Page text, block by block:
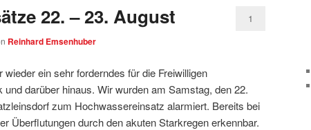
22. – 23. August
Reinhard Emsenhuber
1
ein sehr forderndes für die Freiwilligen
darüber hinaus. Wir wurden am Samstag, den 22.
zum Hochwassereinsatz alarmiert. Bereits bei
Überflutungen durch den akuten Starkregen erkennbar.